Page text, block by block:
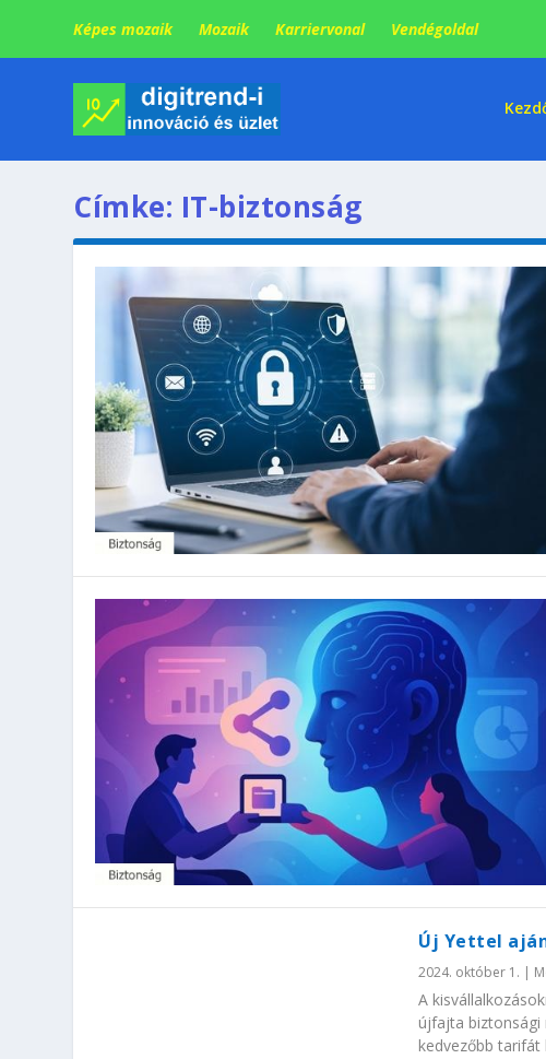
Képes mozaik Mozaik Karriervonal Vendégoldal
Címke: IT-biztonság
Új Yettel
2024. október 1. |
A
újfajta biztonsági
kedvezőbb tarifát